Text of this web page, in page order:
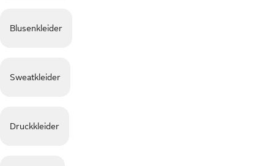
Blusenkleider
Sweatkleider
Druckkleider